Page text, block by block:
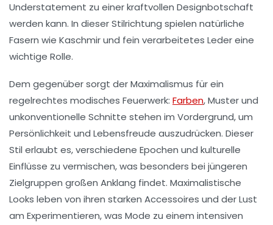
Understatement zu einer kraftvollen Designbotschaft
werden kann. In dieser Stilrichtung spielen natürliche
Fasern wie Kaschmir und fein verarbeitetes Leder eine
wichtige Rolle.
Dem gegenüber sorgt derMaximalismus für ein
regelrechtes modisches Feuerwerk: Farben, Muster und
unkonventionelle Schnitte stehen im Vordergrund, um
Persönlichkeit und Lebensfreude auszudrücken. Dieser
Stil erlaubt es, verschiedene Epochen und kulturelle
Einflüsse zu vermischen, was besonders bei jüngeren
Zielgruppen großen Anklang findet. Maximalistische
Looks leben von ihren starken Accessoires und der Lust
am Experimentieren, was Mode zu einem intensiven